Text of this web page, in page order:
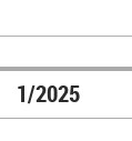
1/2025